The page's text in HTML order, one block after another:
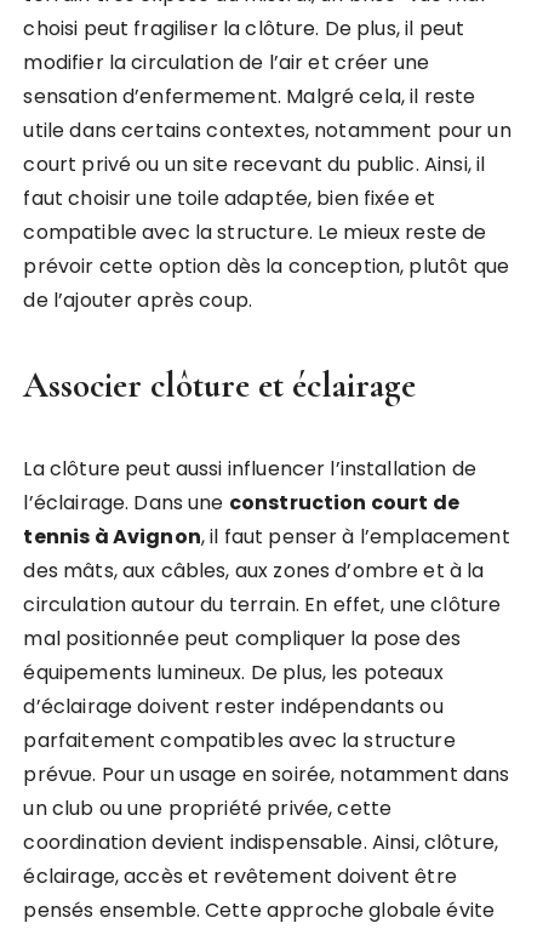
choisi peut fragiliser la clôture. De plus, il peut
modifier la circulation de l’air et créer une
sensation d’enfermement. Malgré cela, il reste
utile dans certains contextes, notamment pour un
court privé ou un site recevant du public. Ainsi, il
faut choisir une toile adaptée, bien fixée et
compatible avec la structure. Le mieux reste de
prévoir cette option dès la conception, plutôt que
de l’ajouter après coup.
Associer clôture et éclairage
La clôture peut aussi influencer l’installation de
l’éclairage. Dans une construction court de
tennis à Avignon, il faut penser à l’emplacement
des mâts, aux câbles, aux zones d’ombre et à la
circulation autour du terrain. En effet, une clôture
mal positionnée peut compliquer la pose des
équipements lumineux. De plus, les poteaux
d’éclairage doivent rester indépendants ou
parfaitement compatibles avec la structure
prévue. Pour un usage en soirée, notamment dans
un club ou une propriété privée, cette
coordination devient indispensable. Ainsi, clôture,
éclairage, accès et revêtement doivent être
pensés ensemble. Cette approche globale évite